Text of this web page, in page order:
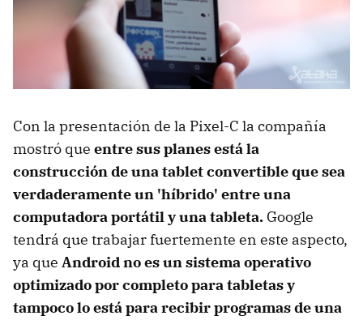
Con la presentación de la Pixel-C la compañía
mostró que entre sus planes está la
construcción de una tablet convertible que sea
verdaderamente un 'híbrido' entre una
computadora portátil y una tableta. Google
tendrá que trabajar fuertemente en este aspecto,
ya que Android no es un sistema operativo
optimizado por completo para tabletas y
tampoco lo está para recibir programas de una